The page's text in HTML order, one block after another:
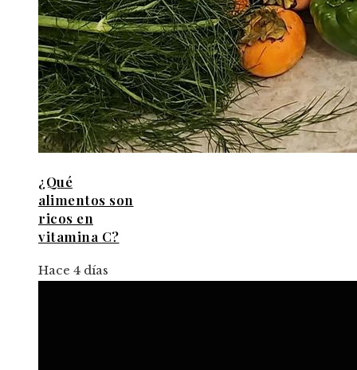
¿Qué
alimentos son
ricos en
vitamina C?
Hace 4 días